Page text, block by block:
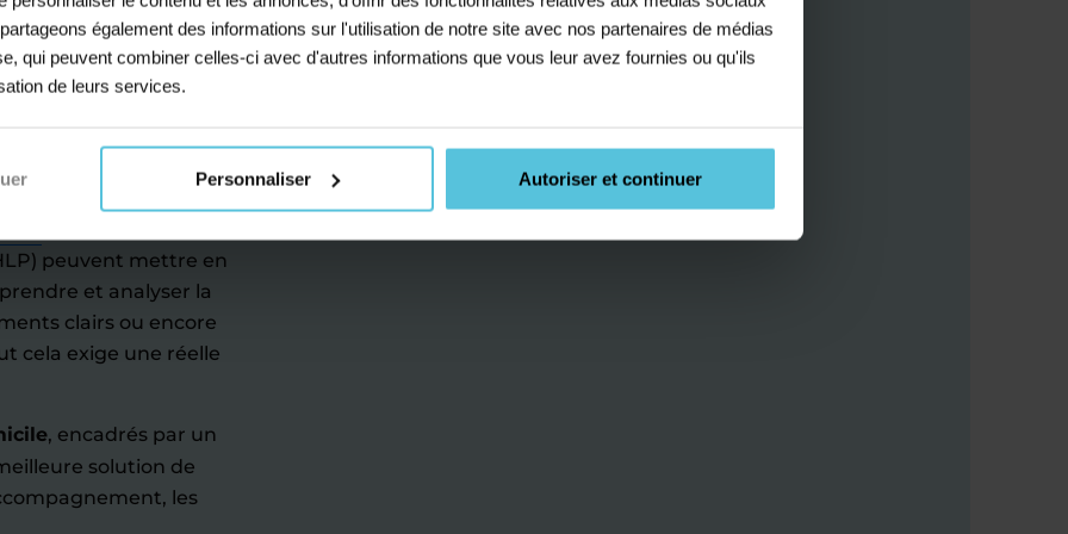
également des informations sur l'utilisation de notre site avec nos partenaires de médias
qui peuvent combiner celles-ci avec d'autres informations que vous leur avez fournies ou qu'ils
de leurs services.
Personnaliser Autoriser et continuer
au bac
bon niveau de français.
peuvent mettre en
et analyser la
clairs ou encore
cela exige une réelle
, encadrés par un
solution de
les